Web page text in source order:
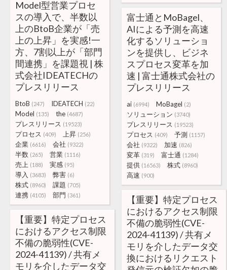
Model型営業プロセ
スの導入で、半数以
上のBtoB企業が「売
上の上昇」を実感!一
方、7割以上が「部門
間連携」を課題視 | 株
式会社IDEATECHの
プレスリリース
BtoB (247) IDEATECH (22)
Model (135) the (4687)
プレスリリース (19523)
プロセス (409) 上昇 (256)
企業 (6616) 会社 (9322)
半数 (265) 営業 (1116)
売上 (188) 実感 (95)
導入 (3683) 弊害 (6)
株式 (8960) 課題 (705)
連携 (4105) 部門 (361)
富士通とMoBagel、
AIによる予測を高速
化するソリューショ
ンを提供し、ビジネ
スプロセス変革を加
速 | 富士通株式会社の
プレスリリース
ai (6994) MoBagel (2)
ソリューション (3740)
プレスリリース (19523)
プロセス (409) 予測 (1157)
会社 (9322) 加速 (826)
変革 (319) 富士通 (1284)
提供 (16563) 株式 (8960)
高速 (900)
【重要】特定プロセス
におけるアクセス制限
不備の脆弱性(CVE-
2024-41139) / 共有メ
モリを介したデータ交
換におけるリクエスト
【重要】特定プロセス
におけるアクセス制限
不備の脆弱性(CVE-
2024-41139) / 共有メ
モリを介したデータ交